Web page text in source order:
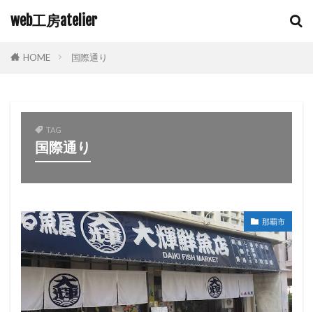
web工房atelier
HOME 国際通り
TAG
国際通り
那覇市